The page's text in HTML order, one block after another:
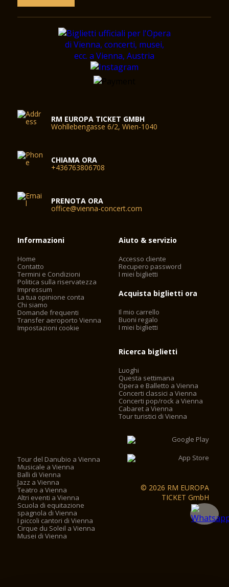
RM EUROPA TICKET GMBH
Wohllebengasse 6/2, Wien-1040
CHIAMA ORA
+436763806708
PRENOTA ORA
office@vienna-concert.com
Informazioni
Home
Contatto
Termini e Condizioni
Politica sulla riservatezza
Impressum
La tua opinione conta
Chi siamo
Domande frequenti
Transfer aeroporto Vienna
Impostazioni cookie
Aiuto & servizio
Accesso cliente
Recupero password
I miei biglietti
Acquista biglietti ora
Il mio carrello
Buoni regalo
I miei biglietti
Ricerca biglietti
Luoghi
Questa settimana
Opera e Balletto a Vienna
Concerti classici a Vienna
Concerti pop/rock a Vienna
Cabaret a Vienna
Tour turistici di Vienna
Tour del Danubio a Vienna
Musicale a Vienna
Balli di Vienna
Jazz a Vienna
Teatro a Vienna
Altri eventi a Vienna
Scuola di equitazione
spagnola di Vienna
I piccoli cantori di Vienna
Cirque du Soleil a Vienna
Musei di Vienna
© 2026 RM EUROPA
TICKET GmbH